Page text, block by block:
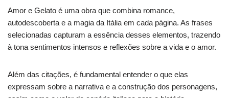
Amor e Gelato é uma obra que combina romance,
autodescoberta e a magia da Itália em cada página. As frases
selecionadas capturam a essência desses elementos, trazendo
à tona sentimentos intensos e reflexões sobre a vida e o amor.
Além das citações, é fundamental entender o que elas
expressam sobre a narrativa e a construção dos personagens,